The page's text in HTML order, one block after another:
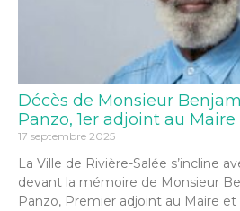
Décès de Monsieur
Panzo, 1er adjoint au Maire
17 septembre 2025
La Ville de Rivière-Salée s’incline
devant la mémoire de Monsieur
Panzo, Premier adjoint au Maire